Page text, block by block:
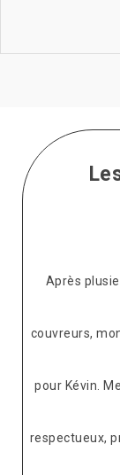
Après
couvreurs,
pour Kévin.
respectueux,